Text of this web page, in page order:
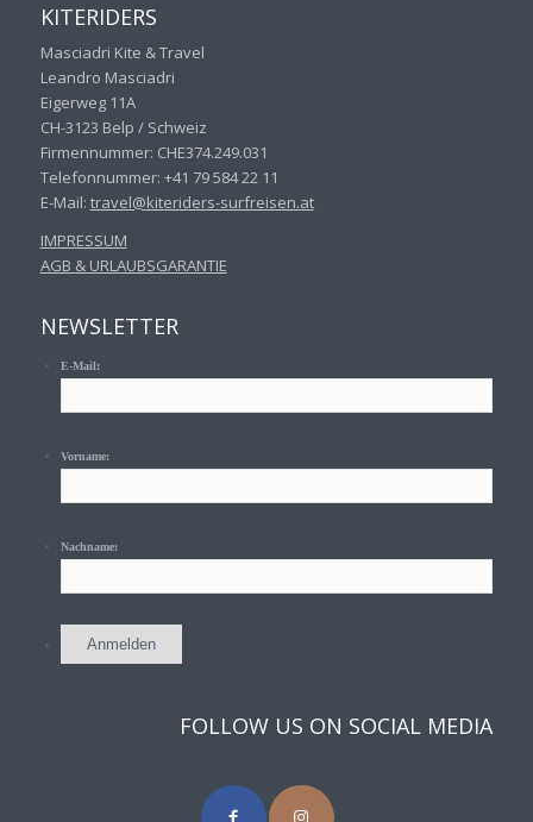
KITERIDERS
Masciadri Kite & Travel
Leandro Masciadri
Eigerweg 11A
CH-3123 Belp / Schweiz
Firmennummer: CHE374.249.031
Telefonnummer: +41 79 584 22 11
E-Mail: travel@kiteriders-surfreisen.at
IMPRESSUM
AGB & URLAUBSGARANTIE
NEWSLETTER
E-Mail:
Vorname:
Nachname:
FOLLOW US ON SOCIAL MEDIA